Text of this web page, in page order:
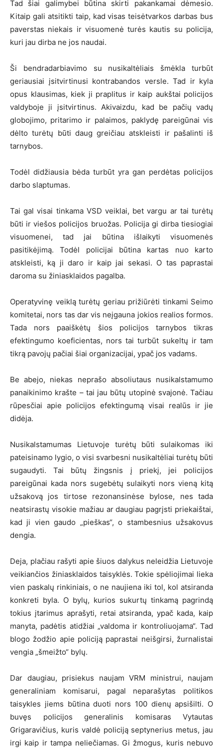
Tad šiai galimybei būtina skirti pakankamai dėmesio.
Kitaip gali atsitikti taip, kad visas teisėtvarkos darbas bus
paverstas niekais ir visuomenė turės kautis su policija,
kuri jau dirba ne jos naudai.
Ši bendradarbiavimo su nusikaltėliais šmėkla turbūt
geriausiai įsitvirtinusi kontrabandos versle. Tad ir kyla
opus klausimas, kiek ji praplitus ir kaip aukštai policijos
valdyboje ji įsitvirtinus. Akivaizdu, kad be pačių vadų
globojimo, pritarimo ir palaimos, paklydę pareigūnai vis
dėlto turėtų būti daug greičiau atskleisti ir pašalinti iš
tarnybos.
Todėl didžiausia bėda turbūt yra gan perdėtas policijos
darbo slaptumas.
Tai gal visai tinkama VSD veiklai, bet vargu ar tai turėtų
būti ir viešos policijos bruožas. Policija gi dirba tiesiogiai
visuomenei, tad jai būtina išlaikyti visuomenės
pasitikėjimą. Todėl policijai būtina kartas nuo karto
atskleisti, ką ji daro ir kaip jai sekasi. O tas paprastai
daroma su žiniasklaidos pagalba.
Operatyvinę veiklą turėtų geriau prižiūrėti tinkami Seimo
komitetai, nors tas dar vis neįgauna jokios realios formos.
Tada nors paaiškėtų šios policijos tarnybos tikras
efektingumo koeficientas, nors tai turbūt sukeltų ir tam
tikrą pavojų pačiai šiai organizacijai, ypač jos vadams.
Be abejo, niekas neprašo absoliutaus nusikalstamumo
panaikinimo krašte – tai jau būtų utopinė svajonė. Tačiau
rūpesčiai apie policijos efektingumą visai realūs ir jie
didėja.
Nusikalstamumas Lietuvoje turėtų būti sulaikomas iki
pateisinamo lygio, o visi svarbesni nusikaltėliai turėtų būti
sugaudyti. Tai būtų žingsnis į priekį, jei policijos
pareigūnai kada nors sugebėtų sulaikyti nors vieną kitą
užsakovą jos tirtose rezonansinėse bylose, nes tada
neatsirastų visokie mažiau ar daugiau pagrįsti priekaištai,
kad ji vien gaudo „pieškas“, o stambesnius užsakovus
dengia.
Deja, plačiau rašyti apie šiuos dalykus neleidžia Lietuvoje
veikiančios žiniasklaidos taisyklės. Tokie spėliojimai lieka
vien paskalų rinkiniais, o ne naujiena iki tol, kol atsiranda
konkreti byla. O bylų, kurios sukurtų tinkamą pagrindą
tokius įtarimus aprašyti, retai atsiranda, ypač kada, kaip
manyta, padėtis atidžiai „valdoma ir kontroliuojama“. Tad
blogo žodžio apie policiją paprastai neišgirsi, žurnalistai
vengia „šmeižto“ bylų.
Dar daugiau, prisiekus naujam VRM ministrui, naujam
generaliniam komisarui, pagal neparašytas politikos
taisykles jiems būtina duoti nors 100 dienų apsišilti. O
buvęs policijos generalinis komisaras Vytautas
Grigaravičius, kuris valdė policiją septynerius metus, jau
irgi kaip ir tampa neliečiamas. Gi žmogus, kuris nebuvo